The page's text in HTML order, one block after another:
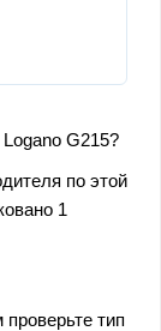
G215?
по этой
1
тип